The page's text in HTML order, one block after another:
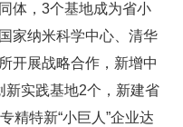
体，3个基地成为省小
家纳米科学中心、清华
开展战略合作，新增中
新实践基地2个，新建省
精特新“小巨人”企业达